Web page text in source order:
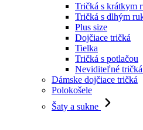
Tričká s krátkym
Tričká s dlhým
Plus size
Dojčiace tričká
Tielka
Tričká s potlačou
Neviditeľné
Dámske dojčiace tričká
Polokošele
Šaty a sukne